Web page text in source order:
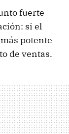
fuerte
si el
potente
de ventas.